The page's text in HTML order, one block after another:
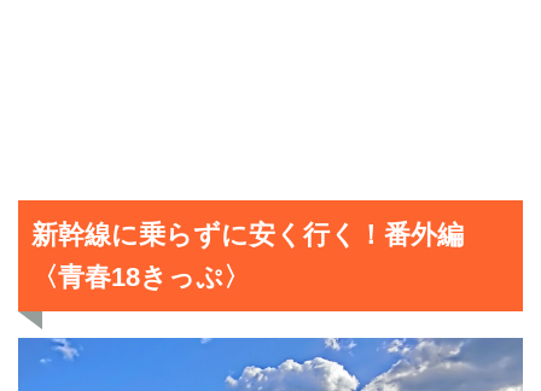
新幹線に乗らずに安く行く！番外編
〈青春18きっぷ〉